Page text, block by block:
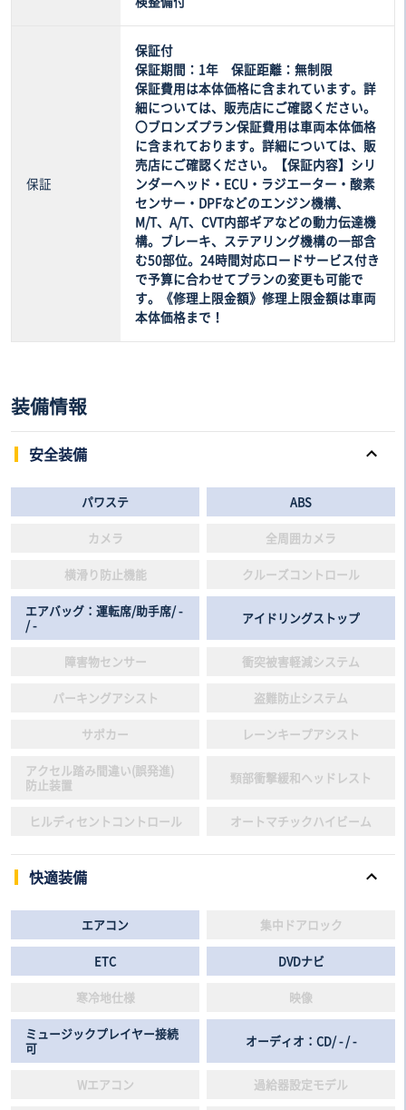
保証
保証付
保証期間：1年 保証距離：無制限
保証費用は本体価格に含まれています。詳
細については、販売店にご確認ください。
〇ブロンズプラン保証費用は車両本体価格
に含まれております。詳細については、販
売店にご確認ください。【保証内容】シリ
ンダーヘッド・ECU・ラジエーター・酸素
センサー・DPFなどのエンジン機構、
M/T、A/T、CVT内部ギアなどの動力伝達機
構。ブレーキ、ステアリング機構の一部含
む50部位。24時間対応ロードサービス付き
で予算に合わせてプランの変更も可能で
す。《修理上限金額》修理上限金額は車両
本体価格まで！
装備情報
安全装備
パワステ ABS
カメラ 全周囲カメラ
横滑り防止機能 クルーズコントロール
エアバッグ：運転席/助手席/ -
/ -
アイドリングストップ
障害物センサー 衝突被害軽減システム
パーキングアシスト 盗難防止システム
サポカー レーンキープアシスト
アクセル踏み間違い(誤発進)
防止装置
頸部衝撃緩和ヘッドレスト
ヒルディセントコントロール オートマチックハイビーム
快適装備
エアコン 集中ドアロック
ETC DVDナビ
寒冷地仕様 映像
ミュージックプレイヤー接続
可
オーディオ：CD/ - / -
Wエアコン 過給器設定モデル